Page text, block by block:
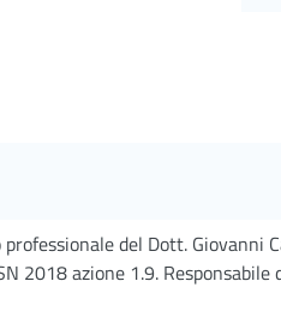
del Dott. Giovanni
2018 azione 1.9. Responsabile